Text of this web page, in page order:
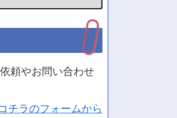
頼やお問い合わせ
チラのフォームから